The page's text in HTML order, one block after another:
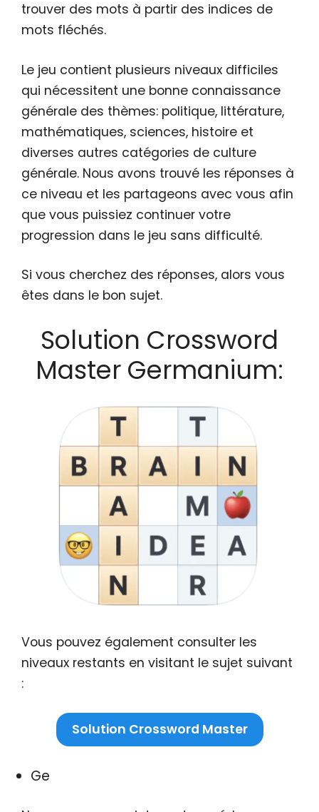
trouver des mots à partir des indices de
mots fléchés.
Le jeu contient plusieurs niveaux difficiles
qui nécessitent une bonne connaissance
générale des thèmes: politique, littérature,
mathématiques, sciences, histoire et
diverses autres catégories de culture
générale. Nous avons trouvé les réponses à
ce niveau et les partageons avec vous afin
que vous puissiez continuer votre
progression dans le jeu sans difficulté.
Si vous cherchez des réponses, alors vous
êtes dans le bon sujet.
Solution Crossword
Master Germanium:
Vous pouvez également consulter les
niveaux restants en visitant le sujet suivant
:
Solution Crossword Master
Ge